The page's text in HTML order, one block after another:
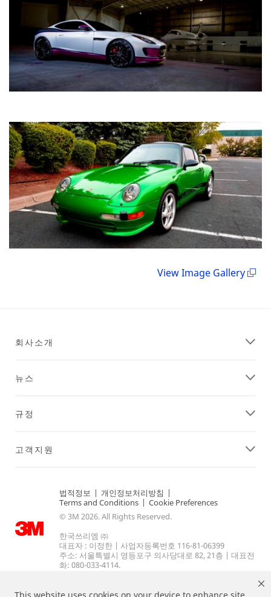
View Image Gallery
회사소개
뉴스
규정
고객지원
법적정보 | 개인정보처리방침 |
Terms and Conditions | Cookie Preferences
© 3M 2026. All Rights Reserved.
한국쓰리엠 ㈜
대표자 : 이정한 | 사업자등록번호 116-81-06399
주소: 서울특별시 영등포구 의사당대로 82, 21층 | 대표전
화: 080-033-4114.